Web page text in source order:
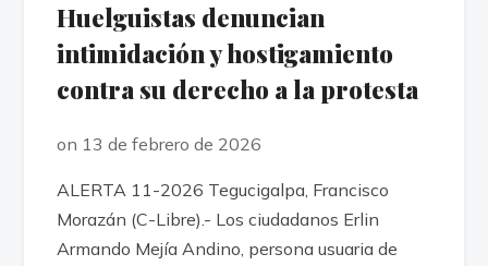
Huelguistas denuncian
intimidación y hostigamiento
contra su derecho a la protesta
on 13 de febrero de 2026
ALERTA 11-2026 Tegucigalpa, Francisco
Morazán (C-Libre).- Los ciudadanos Erlin
Armando Mejía Andino, persona usuaria de